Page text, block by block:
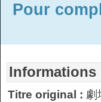
Pour
Informations
Titre original : 劇